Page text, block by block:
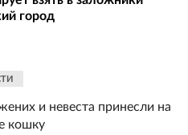
город
и невеста принесли на
кошку